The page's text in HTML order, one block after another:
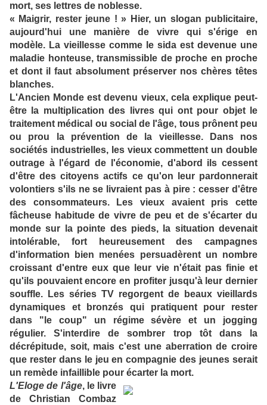
mort, ses lettres de noblesse.
« Maigrir, rester jeune ! » Hier, un slogan publicitaire,
aujourd'hui une manière de vivre qui s'érige en
modèle. La vieillesse comme le sida est devenue une
maladie honteuse, transmissible de proche en proche
et dont il faut absolument préserver nos chères têtes
blanches.
L'Ancien Monde est devenu vieux, cela explique peut-
être la multiplication des livres qui ont pour objet le
traitement médical ou social de l'âge, tous prônent peu
ou prou la prévention de la vieillesse. Dans nos
sociétés industrielles, les vieux commettent un double
outrage à l'égard de l'économie, d'abord ils cessent
d'être des citoyens actifs ce qu'on leur pardonnerait
volontiers s'ils ne se livraient pas à pire : cesser d'être
des consommateurs. Les vieux avaient pris cette
fâcheuse habitude de vivre de peu et de s'écarter du
monde sur la pointe des pieds, la situation devenait
intolérable, fort heureusement des campagnes
d'information bien menées persuadèrent un nombre
croissant d'entre eux que leur vie n'était pas finie et
qu'ils pouvaient encore en profiter jusqu'à leur dernier
souffle. Les séries TV regorgent de beaux vieillards
dynamiques et bronzés qui pratiquent pour rester
dans "le coup" un régime sévère et un jogging
régulier. S'interdire de sombrer trop tôt dans la
décrépitude, soit, mais c'est une aberration de croire
que rester dans le jeu en compagnie des jeunes serait
un remède infaillible pour écarter la mort.
L'Eloge de l'âge, le livre
de Christian Combaz